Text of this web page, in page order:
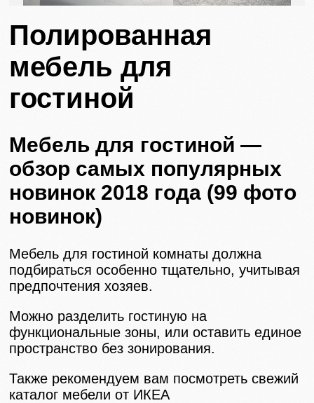
Полированная
мебель для
гостиной
Мебель для гостиной —
обзор самых популярных
новинок 2018 года (99 фото
новинок)
Мебель для гостиной комнаты должна
подбираться особенно тщательно, учитывая
предпочтения хозяев.
Можно разделить гостиную на
функциональные зоны, или оставить единое
пространство без зонирования.
Также рекомендуем вам посмотреть свежий
каталог мебели от ИКЕА